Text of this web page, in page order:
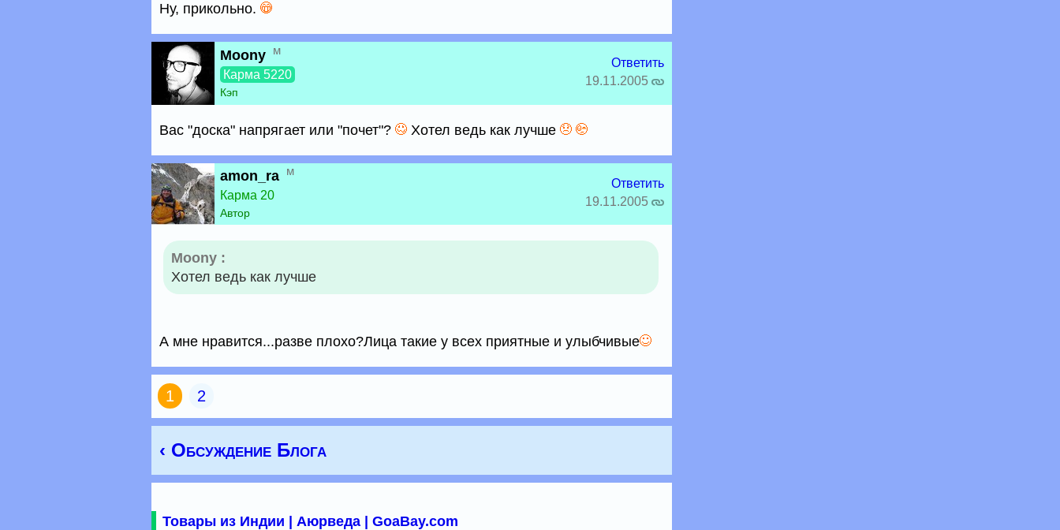
Ну, прикольно.
Moony м
Карма 5220
Кэп
Ответить
19.11.2005
Вас "доска" напрягает или "почет"? Хотел ведь как лучше
amon_ra м
Карма 20
Автор
Ответить
19.11.2005
Moony :
Хотел ведь как лучше
А мне нравится...разве плохо?Лица такие у всех приятные и улыбчивые
1 2
‹ Обсуждение Блога
Товары из Индии | Аюрведа | GoaBay.com